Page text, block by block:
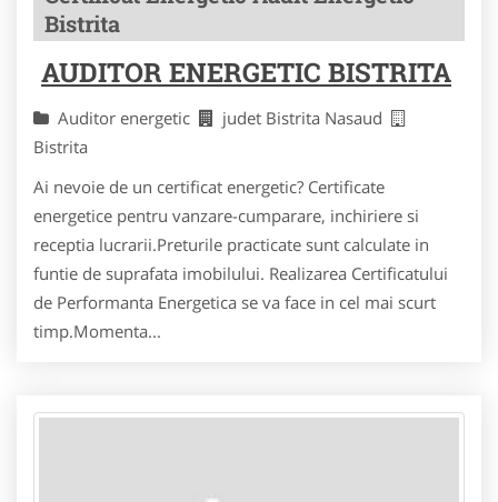
Bistrita
AUDITOR ENERGETIC BISTRITA
Auditor energetic
judet Bistrita Nasaud
Bistrita
Ai nevoie de un certificat energetic? Certificate
energetice pentru vanzare-cumparare, inchiriere si
receptia lucrarii.Preturile practicate sunt calculate in
funtie de suprafata imobilului. Realizarea Certificatului
de Performanta Energetica se va face in cel mai scurt
timp.Momenta...